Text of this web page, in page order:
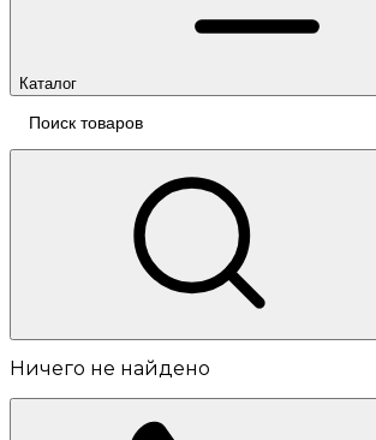
Каталог
Ничего не найдено